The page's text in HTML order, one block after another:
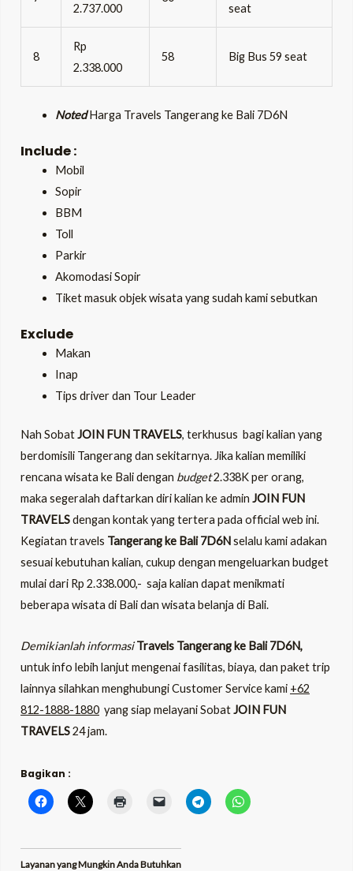
2.737.000
seat
8
Rp
2.338.000
58 Big Bus 59 seat
NotedHarga Travels Tangerang ke Bali 7D6N
Include :
Mobil
Sopir
BBM
Toll
Parkir
Akomodasi Sopir
Tiket masuk objek wisata yang sudah kami sebutkan
Exclude
Makan
Inap
Tips driver dan Tour Leader
Nah SobatJOIN FUN TRAVELS, terkhusus bagi kalian yang
berdomisili Tangerang dan sekitarnya. Jika kalian memiliki
rencana wisata ke Bali dengan budget2.338K per orang,
maka segeralah daftarkan diri kalian ke admin JOIN FUN
TRAVELSdengan kontak yang tertera pada official web ini.
Kegiatan travels Tangerang ke Bali 7D6Nselalu kami adakan
sesuai kebutuhan kalian, cukup dengan mengeluarkan budget
mulai dari Rp 2.338.000,- saja kalian dapat menikmati
beberapa wisata di Bali dan wisata belanja di Bali.
Demikianlah informasiTravels Tangerang ke Bali 7D6N,
untuk info lebih lanjut mengenai fasilitas, biaya, dan paket trip
lainnya silahkan menghubungi Customer Service kami +62
812-1888-1880 yang siap melayani SobatJOIN FUN
TRAVELS24 jam.
Bagikan :
Layanan yang Mungkin Anda Butuhkan